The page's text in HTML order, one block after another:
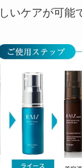
いケアが可能